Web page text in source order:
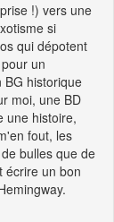
!) vers une
si
qui dépotent
un
BG historique
moi, une BD
une histoire,
fout, les
bulles que de
écrire un bon